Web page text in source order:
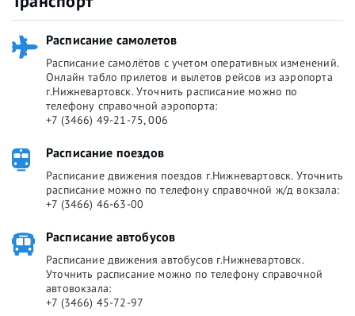
Расписание самолетов
Расписание самолётов с учетом оперативных изменений.
Онлайн табло прилетов и вылетов рейсов из аэропорта
г.Нижневартовск. Уточнить расписание можно по
телефону справочной аэропорта:
+7 (3466) 49-21-75, 006
Расписание поездов
Расписание движения поездов г.Нижневартовск. Уточнить
расписание можно по телефону справочной ж/д вокзала:
+7 (3466) 46-63-00
Расписание автобусов
Расписание движения автобусов г.Нижневартовск.
Уточнить расписание можно по телефону справочной
автовокзала:
+7 (3466) 45-72-97